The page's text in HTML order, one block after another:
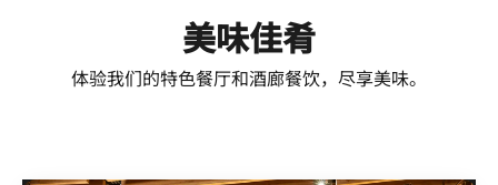
美味佳肴
体验我们的特色餐厅和酒廊餐饮，尽享美味。